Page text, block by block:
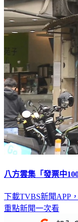
八方雲集「發票中
下載TVBS新聞APP
重點新聞一次看